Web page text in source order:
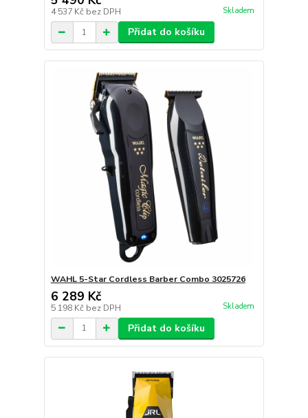
4 537 Kč bez DPH Skladem
Přidat do košíku
WAHL 5-Star Cordless Barber Combo 3025726
6 289 Kč
5 198 Kč bez DPH Skladem
Přidat do košíku